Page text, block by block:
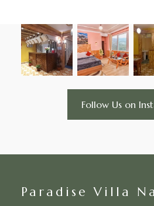
Follow Us on
Paradise Villa